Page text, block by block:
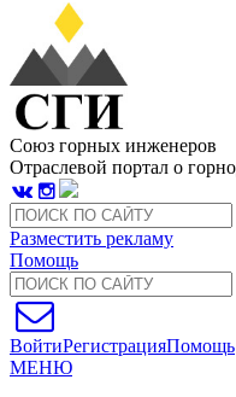
Союз горных инженеров
Отраслевой портал о
Разместить рекламу
Помощь
ВойтиРегистрацияПомощь
МЕНЮ